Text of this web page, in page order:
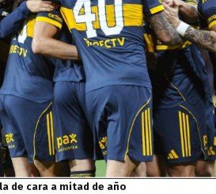
de cara a mitad de año